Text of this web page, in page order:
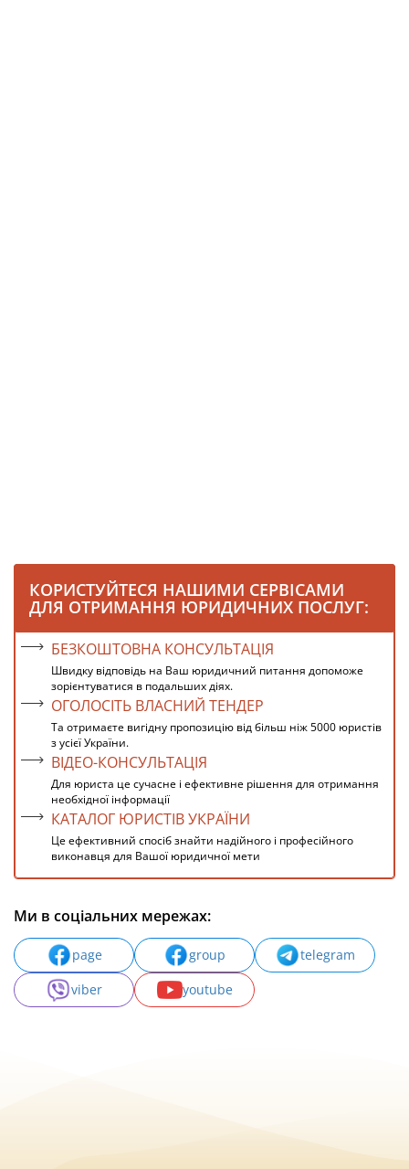
КОРИСТУЙТЕСЯ НАШИМИ СЕРВІСАМИ
ДЛЯ ОТРИМАННЯ ЮРИДИЧНИХ ПОСЛУГ:
БЕЗКОШТОВНА КОНСУЛЬТАЦІЯ
Швидку відповідь на Ваш юридичний питання допоможе
зорієнтуватися в подальших діях.
ОГОЛОСІТЬ ВЛАСНИЙ ТЕНДЕР
Та отримаєте вигідну пропозицію від більш ніж 5000 юристів
з усієї України.
ВІДЕО-КОНСУЛЬТАЦІЯ
Для юриста це сучасне і ефективне рішення для отримання
необхідної інформації
КАТАЛОГ ЮРИСТІВ УКРАЇНИ
Це ефективний спосіб знайти надійного і професійного
виконавця для Вашої юридичної мети
Ми в соціальних мережах:
page group
telegram
viber
youtube